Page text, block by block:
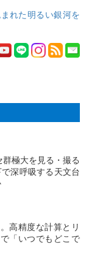
れた明るい銀河を
群極大を見る・撮る
深呼吸する天文台
高精度な計算とリ
「いつでもどこで